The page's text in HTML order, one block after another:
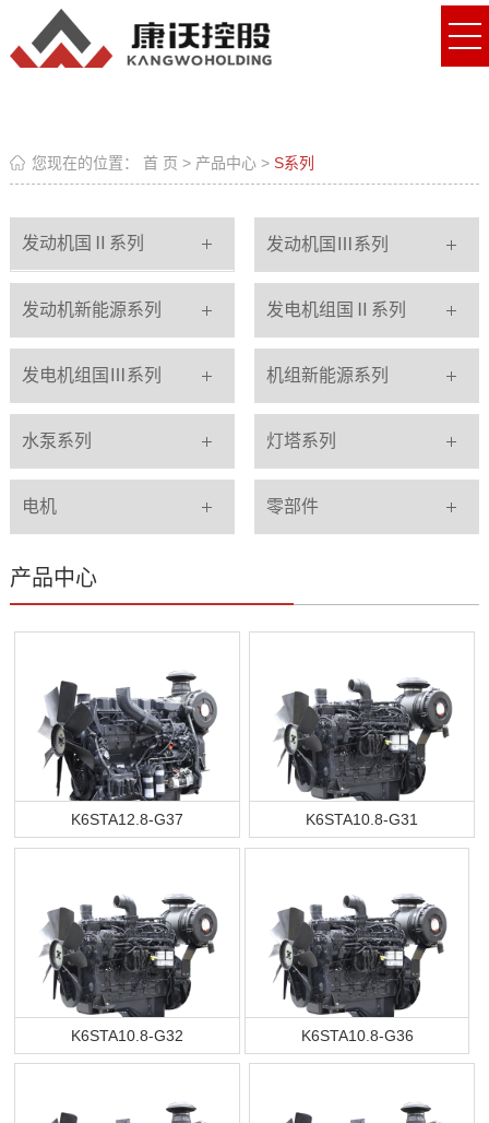
您现在的位置： 首 页 > 产品中心> S系列
发动机国Ⅱ系列 发动机国Ⅲ系列
发动机新能源系列 发电机组国Ⅱ系列
发电机组国Ⅲ系列 机组新能源系列
水泵系列 灯塔系列
电机 零部件
产品中心
K6STA12.8-G37 K6STA10.8-G31
K6STA10.8-G32 K6STA10.8-G36